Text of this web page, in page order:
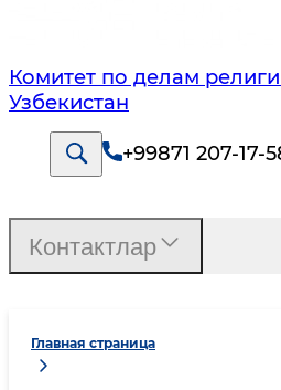
Комитет по делам
Узбекистан
+99871 207-17-
Главная страница
Контактлар